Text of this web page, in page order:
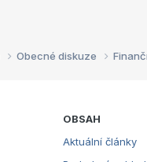
Obecné diskuze
OBSAH
Aktuální články